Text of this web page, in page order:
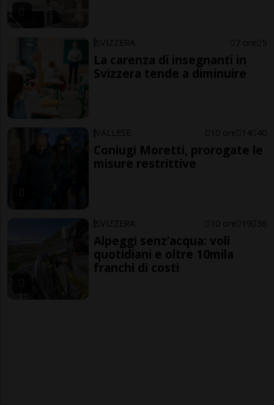
SVIZZERA 7 ore 5
La carenza di insegnanti in
Svizzera tende a diminuire
VALLESE 10 ore 14 40
Coniugi Moretti, prorogate le
misure restrittive
SVIZZERA 10 ore 19 36
Alpeggi senz’acqua: voli
quotidiani e oltre 10mila
franchi di costi